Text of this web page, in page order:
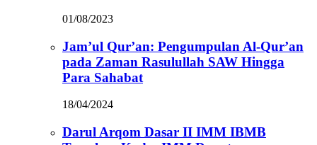
01/08/2023
Jam’ul Qur’an: Pengumpulan Al-Qur’an
pada Zaman Rasulullah SAW Hingga
Para Sahabat
18/04/2024
Darul Arqom Dasar II IMM IBMB